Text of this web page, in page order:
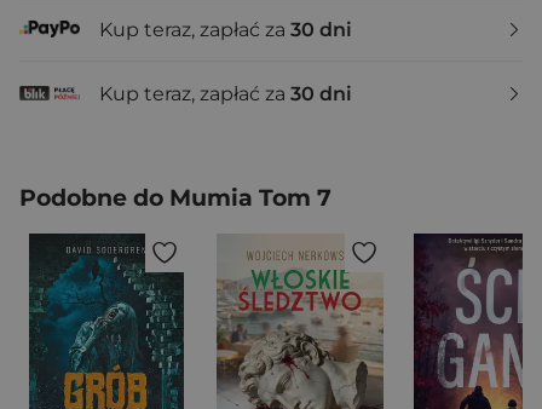
Kup teraz, zapłać za 30 dni
Kup teraz, zapłać za 30 dni
Podobne do Mumia Tom 7